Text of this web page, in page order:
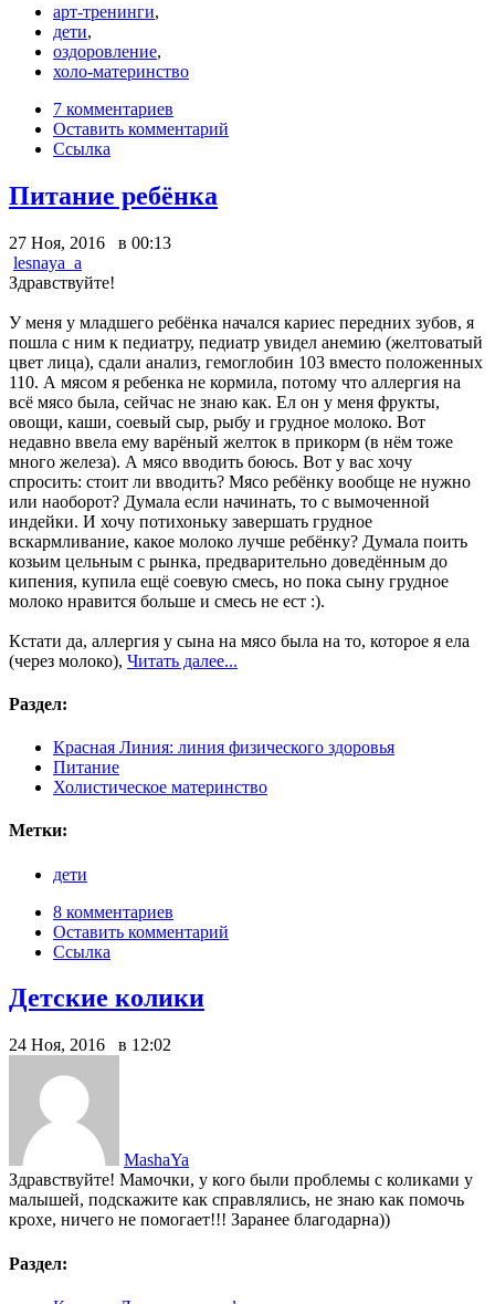
арт-тренинги,
дети,
оздоровление,
холо-материнство
7 комментариев
Оставить комментарий
Ссылка
Питание ребёнка
27 Ноя, 2016 в 00:13
lesnaya_a
Здравствуйте!
У меня у младшего ребёнка начался кариес передних зубов, я
пошла с ним к педиатру, педиатр увидел анемию (желтоватый
цвет лица), сдали анализ, гемоглобин 103 вместо положенных
110. А мясом я ребенка не кормила, потому что аллергия на
всё мясо была, сейчас не знаю как. Ел он у меня фрукты,
овощи, каши, соевый сыр, рыбу и грудное молоко. Вот
недавно ввела ему варёный желток в прикорм (в нём тоже
много железа). А мясо вводить боюсь. Вот у вас хочу
спросить: стоит ли вводить? Мясо ребёнку вообще не нужно
или наоборот? Думала если начинать, то с вымоченной
индейки. И хочу потихоньку завершать грудное
вскармливание, какое молоко лучше ребёнку? Думала поить
козьим цельным с рынка, предварительно доведённым до
кипения, купила ещё соевую смесь, но пока сыну грудное
молоко нравится больше и смесь не ест :).
Кстати да, аллергия у сына на мясо была на то, которое я ела
(через молоко), Читать далее...
Раздел:
Красная Линия: линия физического здоровья
Питание
Холистическое материнство
Метки:
дети
8 комментариев
Оставить комментарий
Ссылка
Детские колики
24 Ноя, 2016 в 12:02
MashaYa
Здравствуйте! Мамочки, у кого были проблемы с коликами у
малышей, подскажите как справлялись, не знаю как помочь
крохе, ничего не помогает!!! Заранее благодарна))
Раздел: